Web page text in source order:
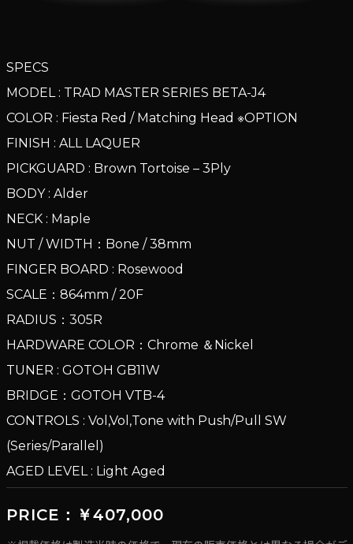
SPECS
MODEL : TRAD MASTER SERIES BETA-J4
COLOR : Fiesta Red / Matching Head ※OPTION
FINISH : ALL LAQUER
PICKGUARD : Brown Tortoise – 3Ply
BODY : Alder
NECK : Maple
NUT / WIDTH：Bone / 38mm
FINGER BOARD : Rosewood
SCALE：864mm / 20F
RADIUS：305R
HARDWARE COLOR：Chrome ＆Nickel
TUNER : GOTOH GB11W
BRIDGE：GOTOH VTB-4
CONTROLS : Vol,Vol,Tone with Push/Pull SW
(Series/Parallel)
AGED LEVEL : Light Aged
PRICE：￥407,000